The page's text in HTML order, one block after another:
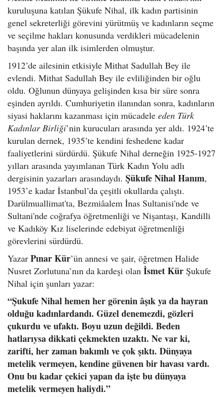
kuruluşuna katılan Şükufe Nihal, ilk kadın partisinin
genel sekreterliği görevini yürütmüş ve kadınların seçme
ve seçilme hakları konusunda verdikleri mücadelenin
başında yer alan ilk isimlerden olmuştur.
1912’de ailesinin etkisiyle Mithat Sadullah Bey ile
evlendi. Mithat Sadullah Bey ile evliliğinden bir oğlu
oldu. Oğlunun dünyaya gelişinden kısa bir süre sonra
eşinden ayrıldı. Cumhuriyetin ilanından sonra, kadınların
siyasi haklarını kazanması için mücadele eden Türk
Kadınlar Birliği’nin kurucuları arasında yer aldı. 1924’te
kurulan dernek, 1935’te kendini feshedene kadar
faaliyetlerini sürdürdü. Şükufe Nihal derneğin 1925-1927
yılları arasında yayımlanan Türk Kadın Yolu adlı
dergisinin yazarları arasındaydı. Şükufe Nihal Hanım,
1953’e kadar İstanbul’da çeşitli okullarda çalıştı.
Darülmuallimat'ta, Bezmiâalem İnas Sultanisi'nde ve
Sultani'nde coğrafya öğretmenliği ve Nişantaşı, Kandilli
ve Kadıköy Kız liselerinde edebiyat öğretmenliği
görevlerini sürdürdü.
Yazar Pınar Kür’ün annesi ve şair, öğretmen Halide
Nusret Zorlutuna’nın da kardeşi olan İsmet Kür Şukufe
Nihal için şunları yazar:
“Şukufe Nihal hemen her görenin âşık ya da hayran
olduğu kadınlardandı. Güzel denemezdi, gözleri
çukurdu ve ufaktı. Boyu uzun değildi. Beden
hatlarıysa dikkati çekmekten uzaktı. Ne var ki,
zarifti, her zaman bakımlı ve çok şıktı. Dünyaya
metelik vermeyen, kendine güvenen bir havası vardı.
Onu bu kadar çekici yapan da işte bu dünyaya
metelik vermeyen haliydi.”